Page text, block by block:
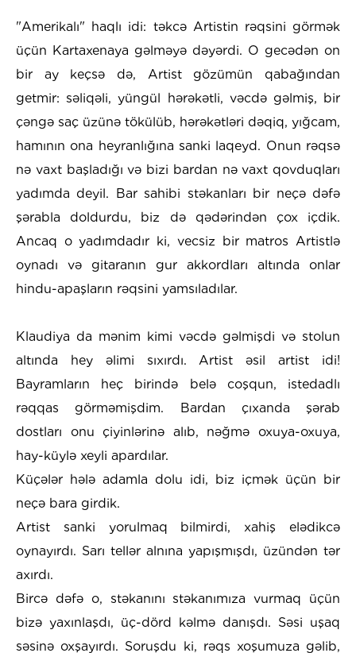
"Amerikalı" haqlı idi: təkcə Artistin rəqsini görmək
üçün Kartaxenaya gəlməyə dəyərdi. O gecədən on
bir ay keçsə də, Artist gözümün qabağından
getmir: səliqəli, yüngül hərəkətli, vəcdə gəlmiş, bir
çəngə saç üzünə tökülüb, hərəkətləri dəqiq, yığcam,
hamının ona heyranlığına sanki laqeyd. Onun rəqsə
nə vaxt başladığı və bizi bardan nə vaxt qovduqları
yadımda deyil. Bar sahibi stəkanları bir neçə dəfə
şərabla doldurdu, biz də qədərindən çox içdik.
Ancaq o yadımdadır ki, vecsiz bir matros Artistlə
oynadı və gitaranın gur akkordları altında onlar
hindu-apaşların rəqsini yamsıladılar.
Klaudiya da mənim kimi vəcdə gəlmişdi və stolun
altında hey əlimi sıxırdı. Artist əsil artist idi!
Bayramların heç birində belə coşqun, istedadlı
rəqqas görməmişdim. Bardan çıxanda şərab
dostları onu çiyinlərinə alıb, nəğmə oxuya-oxuya,
hay-küylə xeyli apardılar.
Küçələr hələ adamla dolu idi, biz içmək üçün bir
neçə bara girdik.
Artist sanki yorulmaq bilmirdi, xahiş elədikcə
oynayırdı. Sarı tellər alnına yapışmışdı, üzündən tər
axırdı.
Bircə dəfə o, stəkanını stəkanımıza vurmaq üçün
bizə yaxınlaşdı, üç-dörd kəlmə danışdı. Səsi uşaq
səsinə oxşayırdı. Soruşdu ki, rəqs xoşumuza gəlib,